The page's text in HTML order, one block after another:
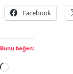
Facebook
Bunu beğen: